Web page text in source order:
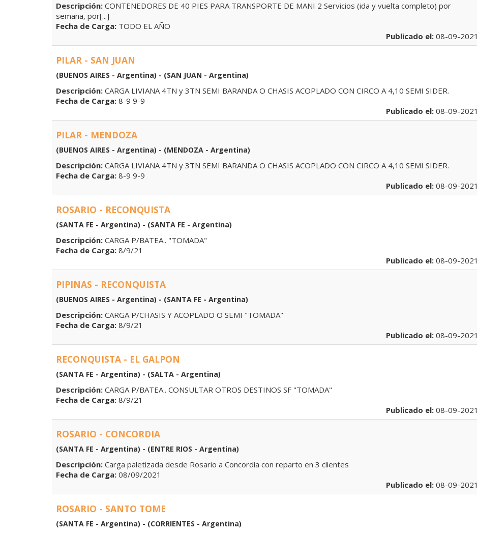
Descripción: CONTENEDORES DE 40 PIES PARA TRANSPORTE DE MANI 2 Servicios (ida y vuelta completo) por
semana, por[...]
Fecha de Carga: TODO EL AÑO
Publicado el: 08-09-2021
PILAR - SAN JUAN
(BUENOS AIRES - Argentina) - (SAN JUAN - Argentina)
Descripción: CARGA LIVIANA 4TN y 3TN SEMI BARANDA O CHASIS ACOPLADO CON CIRCO A 4,10 SEMI SIDER.
Fecha de Carga: 8-9 9-9
Publicado el: 08-09-2021
PILAR - MENDOZA
(BUENOS AIRES - Argentina) - (MENDOZA - Argentina)
Descripción: CARGA LIVIANA 4TN y 3TN SEMI BARANDA O CHASIS ACOPLADO CON CIRCO A 4,10 SEMI SIDER.
Fecha de Carga: 8-9 9-9
Publicado el: 08-09-2021
ROSARIO - RECONQUISTA
(SANTA FE - Argentina) - (SANTA FE - Argentina)
Descripción: CARGA P/BATEA.. "TOMADA"
Fecha de Carga: 8/9/21
Publicado el: 08-09-2021
PIPINAS - RECONQUISTA
(BUENOS AIRES - Argentina) - (SANTA FE - Argentina)
Descripción: CARGA P/CHASIS Y ACOPLADO O SEMI "TOMADA"
Fecha de Carga: 8/9/21
Publicado el: 08-09-2021
RECONQUISTA - EL GALPON
(SANTA FE - Argentina) - (SALTA - Argentina)
Descripción: CARGA P/BATEA.. CONSULTAR OTROS DESTINOS SF "TOMADA"
Fecha de Carga: 8/9/21
Publicado el: 08-09-2021
ROSARIO - CONCORDIA
(SANTA FE - Argentina) - (ENTRE RIOS - Argentina)
Descripción: Carga paletizada desde Rosario a Concordia con reparto en 3 clientes
Fecha de Carga: 08/09/2021
Publicado el: 08-09-2021
ROSARIO - SANTO TOME
(SANTA FE - Argentina) - (CORRIENTES - Argentina)